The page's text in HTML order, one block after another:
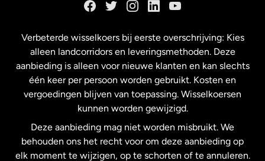
Maleisië
Nederland
Nieuw-Zeeland
Verbeterde wisselkoers bij eerste overschrijving: Kies
alleen landcorridors en leveringsmethoden. Deze
aanbieding is alleen voor nieuwe klanten en kan slechts
één keer per persoon worden gebruikt. Kosten en
vergoedingen blijven van toepassing. Wisselkoersen
kunnen worden gewijzigd.
Deze aanbieding mag niet worden misbruikt. We
behouden ons het recht voor om deze aanbieding op
elk moment te wijzigen, op te schorten of te annuleren.